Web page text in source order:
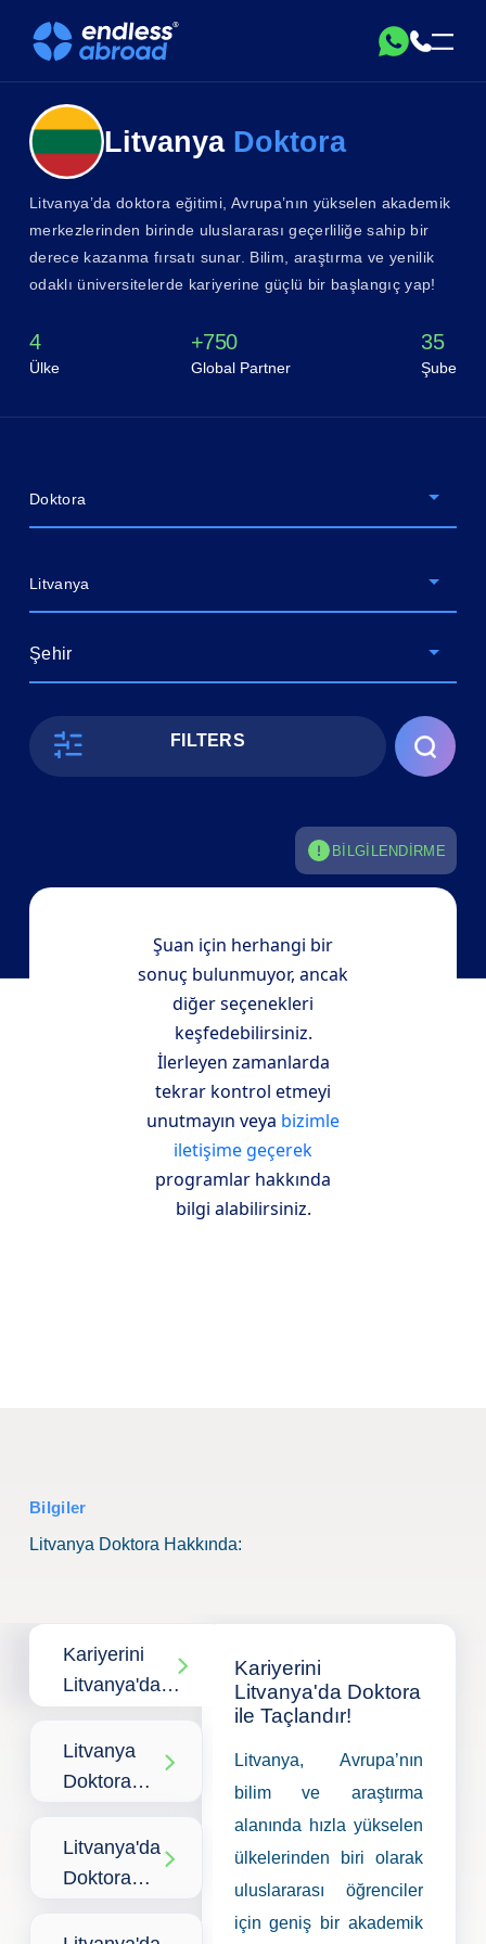
Litvanya Doktora
Litvanya’da doktora eğitimi, Avrupa’nın yükselen akademik
merkezlerinden birinde uluslararası geçerliliğe sahip bir
derece kazanma fırsatı sunar. Bilim, araştırma ve yenilik
odaklı üniversitelerde kariyerine güçlü bir başlangıç yap!
4
Ülke
+750
Global Partner
35
Şube
Doktora
Litvanya
Şehir
FILTERS
BILGILENDIRME
Şuan için herhangi bir
sonuç bulunmuyor, ancak
diğer seçenekleri
keşfedebilirsiniz.
İlerleyen zamanlarda
tekrar kontrol etmeyi
unutmayın veya bizimle
iletişime geçerek
programlar hakkında
bilgi alabilirsiniz.
Bilgiler
Litvanya Doktora Hakkında:
Kariyerini
Litvanya'da
Taçlandır!
Litvanya
Doktora
Çeşitleri
Litvanya'da
Doktora
Koşulları
Kariyerini
Litvanya'da Doktora
ile Taçlandır!
Litvanya, Avrupa’nın
bilim ve araştırma
alanında hızla yükselen
ülkelerinden biri olarak
uluslararası öğrenciler
için geniş bir akademik